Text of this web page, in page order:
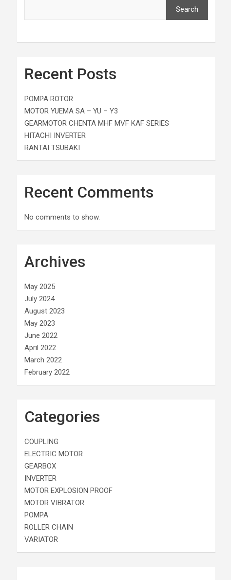
Search
Recent Posts
POMPA ROTOR
MOTOR YUEMA SA – YU – Y3
GEARMOTOR CHENTA MHF MVF KAF SERIES
HITACHI INVERTER
RANTAI TSUBAKI
Recent Comments
No comments to show.
Archives
May 2025
July 2024
August 2023
May 2023
June 2022
April 2022
March 2022
February 2022
Categories
COUPLING
ELECTRIC MOTOR
GEARBOX
INVERTER
MOTOR EXPLOSION PROOF
MOTOR VIBRATOR
POMPA
ROLLER CHAIN
VARIATOR